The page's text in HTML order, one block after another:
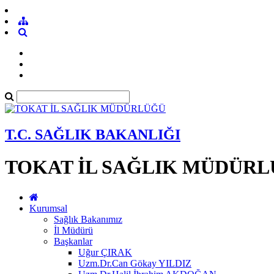
T.C. SAĞLIK BAKANLIĞI
TOKAT İL SAĞLIK
Kurumsal
Sağlık Bakanımız
İl Müdürü
Başkanlar
Uğur ÇIRAK
Uzm.Dr.Can Gökay YILDIZ